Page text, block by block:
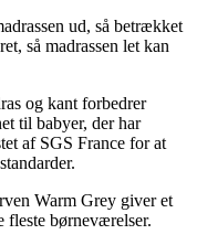
ud, så betrækket
så madrassen let kan
og kant forbedrer
til babyer, der har
af SGS France for at
Warm Grey giver et
fleste børneværelser.